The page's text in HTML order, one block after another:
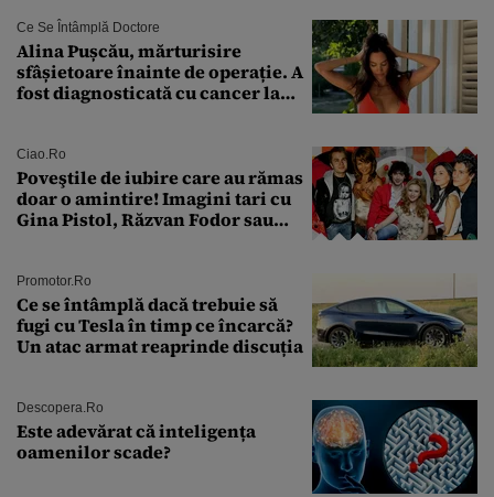
Ce Se Întâmplă Doctore
Alina Pușcău, mărturisire
sfâșietoare înainte de operație. A
fost diagnosticată cu cancer la
îmi salvez viața”
Ciao.ro
Poveştile de iubire care au rămas
doar o amintire! Imagini tari cu
Gina Pistol, Răzvan Fodor sau
Promotor.ro
Ce se întâmplă dacă trebuie să
fugi cu Tesla în timp ce încarcă?
Un atac armat reaprinde discuția
Descopera.ro
Este adevărat că inteligența
oamenilor scade?